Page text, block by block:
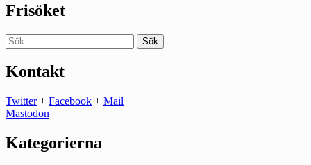
Frisöket
Sök
efter:
Kontakt
Twitter+ Facebook + Mail
Mastodon
Kategorierna